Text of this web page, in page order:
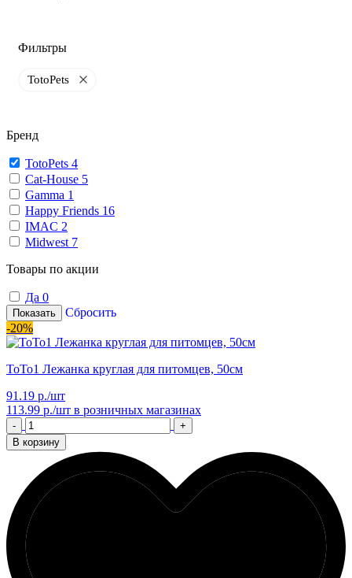
Фильтры
TotoPets
Бренд
TotoPets 4
Cat-House 5
Gamma 1
Happy Friends 16
IMAC 2
Midwest 7
Товары по акции
Да 0
Показать
Сбросить
-20%
ТоТо1 Лежанка круглая для питомцев, 50см
91.19 р./шт
113.99 р./шт в розничных магазинах
-
+
В корзину